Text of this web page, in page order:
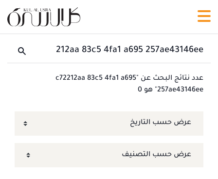
عدد نتائج البحث عن "c72212aa 83c5 4fa1 a695
257ae43146ee" هو 0